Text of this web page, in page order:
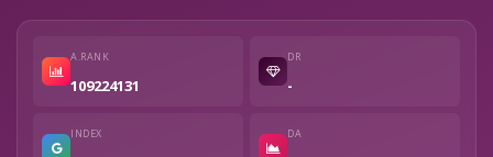
A.RANK
109224131
DR
-
INDEX DA